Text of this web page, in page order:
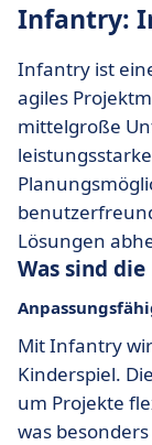
Infantry:
Infantry ist
agiles
mittelgroße
Lösungen
Was sind
Mit Infantry
Kinderspiel.
um Projekte
was